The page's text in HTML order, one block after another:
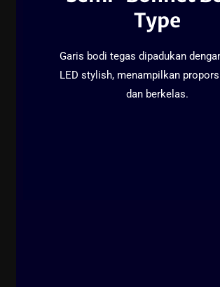
Type
Garis bodi tegas dipadukan
LED stylish, menampilkan
dan berkelas.